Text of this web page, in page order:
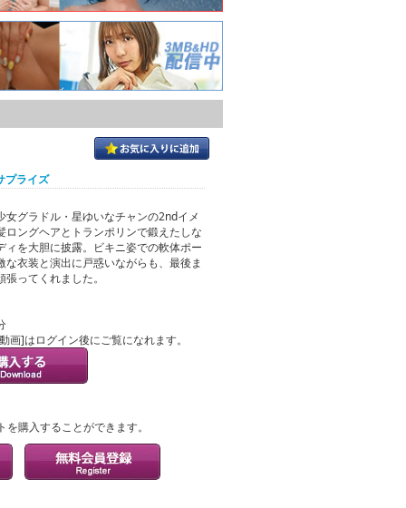
プライズ
女グラドル・星ゆいなチャンの2ndイメ
ロングヘアとトランポリンで鍛えたしな
ィを大胆に披露。ビキニ姿での軟体ポー
な衣装と演出に戸惑いながらも、最後ま
張ってくれました。
画]はログイン後にご覧になれます。
購入することができます。